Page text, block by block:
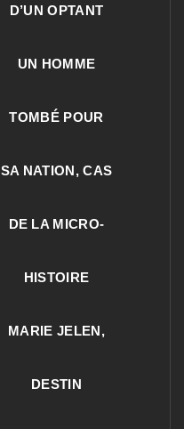
D’UN OPTANT
UN HOMME
TOMBÉ POUR
SA NATION, CAS
DE LA MICRO-
HISTOIRE
MARIE JELEN,
DESTIN